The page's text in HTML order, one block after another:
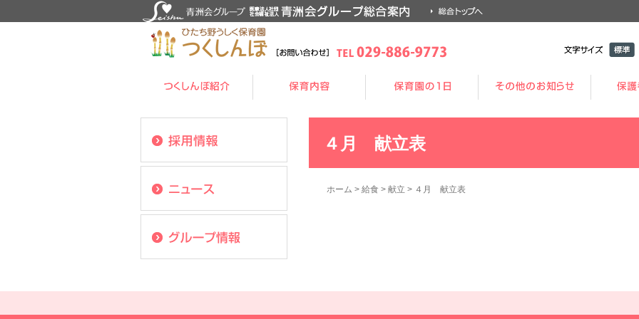
ズ
４月 献立表
ホーム > 給食 > 献立 > ４月 献立表